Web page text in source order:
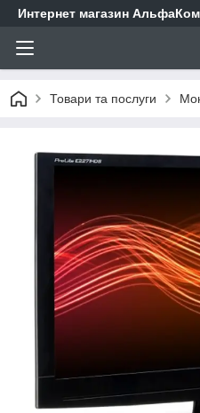
Интернет магазин
Товари та послуги